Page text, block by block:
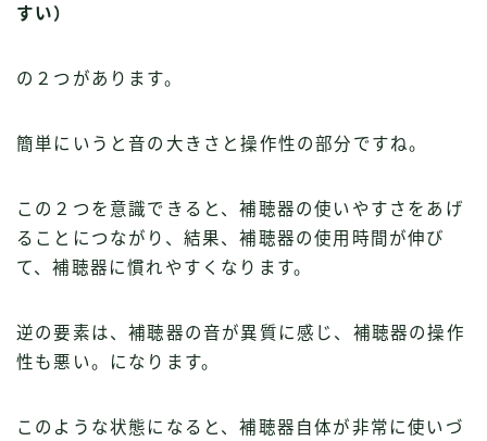
すい）
の２つがあります。
簡単にいうと音の大きさと操作性の部分ですね。
この２つを意識できると、補聴器の使いやすさをあげ
ることにつながり、結果、補聴器の使用時間が伸び
て、補聴器に慣れやすくなります。
逆の要素は、補聴器の音が異質に感じ、補聴器の操作
性も悪い。になります。
このような状態になると、補聴器自体が非常に使いづ